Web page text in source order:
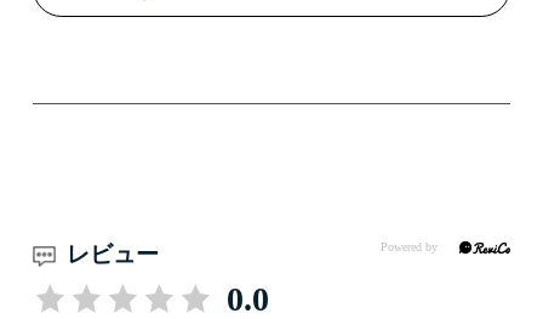
レビュー
0.0